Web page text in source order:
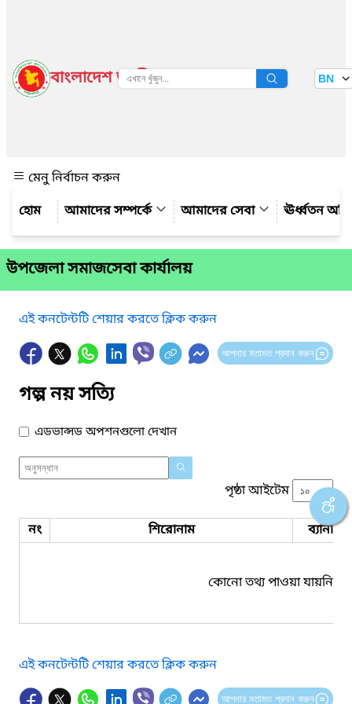
বাংলাদেশ জাতীয় তথ্য বাতায়ন BN
মেনু নির্বাচন করুন
আমাদের সম্পর্কে
আমাদের সেবা ঊর্ধ্বতন
উপজেলা সমাজসেবা কার্যালয়
এই কনটেন্টটি শেয়ার করতে ক্লিক করুন
আপনার মতামত প্রদান করুন
গল্প নয় সত্যি
এডভান্সড অপশনগুলো দেখান
পৃষ্ঠা আইটেম
নং শিরোনাম ব্যানার
কোনো তথ্য পাওয়া যায়নি।
এই কনটেন্টটি শেয়ার করতে ক্লিক করুন
আপনার মতামত প্রদান করুন